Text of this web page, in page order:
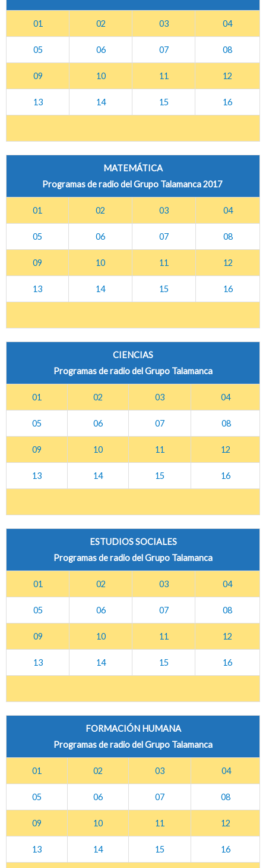
01 02 03 04
05 06 07 08
09 10 11 12
13 14 15 16
MATEMÁTICA
Programas de radio del Grupo Talamanca 2017
01 02 03 04
05 06 07 08
09 10 11 12
13 14 15 16
CIENCIAS
Programas de radio del Grupo Talamanca
01 02 03 04
05 06 07 08
09 10 11 12
13 14 15 16
ESTUDIOS SOCIALES
Programas de radio del Grupo Talamanca
01 02 03 04
05 06 07 08
09 10 11 12
13 14 15 16
FORMACIÓN HUMANA
Programas de radio del Grupo Talamanca
01 02 03 04
05 06 07 08
09 10 11 12
13 14 15 16